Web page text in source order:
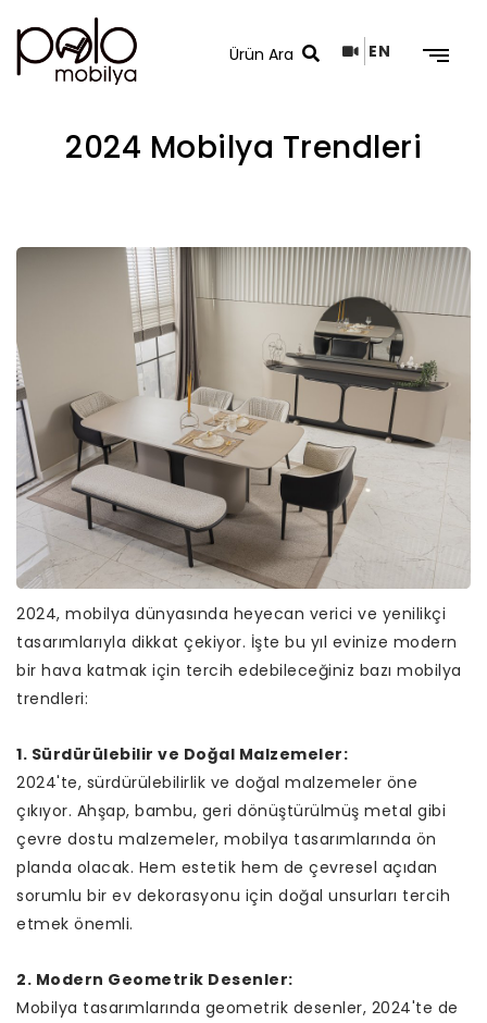
EN
2024 Mobilya Trendleri
2024, mobilya dünyasında heyecan verici ve yenilikçi
tasarımlarıyla dikkat çekiyor. İşte bu yıl evinize modern
bir hava katmak için tercih edebileceğiniz bazı mobilya
trendleri:
1. Sürdürülebilir ve Doğal Malzemeler:
2024'te, sürdürülebilirlik ve doğal malzemeler öne
çıkıyor. Ahşap, bambu, geri dönüştürülmüş metal gibi
çevre dostu malzemeler, mobilya tasarımlarında ön
planda olacak. Hem estetik hem de çevresel açıdan
sorumlu bir ev dekorasyonu için doğal unsurları tercih
etmek önemli.
2. Modern Geometrik Desenler:
Mobilya tasarımlarında geometrik desenler, 2024'te de